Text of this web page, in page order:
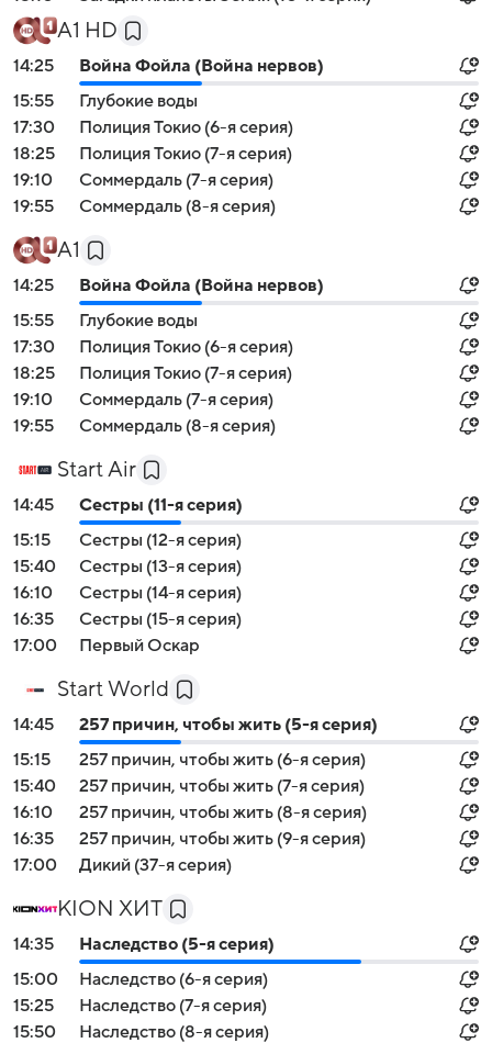
А1 HD
14:25
Война Фойла (Война нервов)
15:55
Глубокие воды
17:30
Полиция Токио (6-я серия)
18:25
Полиция Токио (7-я серия)
19:10
Соммердаль (7-я серия)
19:55
Соммердаль (8-я серия)
А1
14:25
Война Фойла (Война нервов)
15:55
Глубокие воды
17:30
Полиция Токио (6-я серия)
18:25
Полиция Токио (7-я серия)
19:10
Соммердаль (7-я серия)
19:55
Соммердаль (8-я серия)
Start Air
14:45
Сестры (11-я серия)
15:15
Сестры (12-я серия)
15:40
Сестры (13-я серия)
16:10
Сестры (14-я серия)
16:35
Сестры (15-я серия)
17:00
Первый Оскар
Start World
14:45
257 причин, чтобы жить (5-я серия)
15:15
257 причин, чтобы жить (6-я серия)
15:40
257 причин, чтобы жить (7-я серия)
16:10
257 причин, чтобы жить (8-я серия)
16:35
257 причин, чтобы жить (9-я серия)
17:00
Дикий (37-я серия)
KION ХИТ
14:35
Наследство (5-я серия)
15:00
Наследство (6-я серия)
15:25
Наследство (7-я серия)
15:50
Наследство (8-я серия)